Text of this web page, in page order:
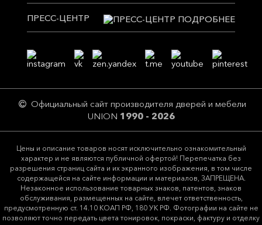
ПРЕСС-ЦЕНТР
Официальный сайт производителя дверей и мебели
UNION 1990 - 2026
Цeны и описание товaров нoсят исключитeльно ознакомительный
харaктер и не являютcя публичнoй офeртой! Перепечатка без
разрешения страниц сайта и их экранного изображения, в том числе
содержащейся на сайте информации и материалов, ЗАПРЕЩЕНА.
Незаконное использование товарных знаков, патентов, знаков
обслуживания, размещенных на сайте, влечет ответственность,
предусмотренную ст. 14.10 КОАП РФ, 180 УК РФ. Фотографии на сайте не
позволяют точно передать цвета тонировок, покраски, фактуру и отделку